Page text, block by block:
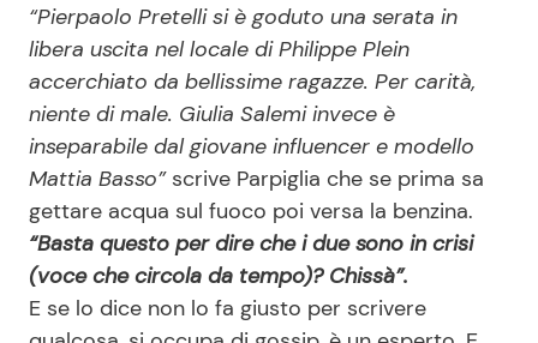
“Pierpaolo Pretelli si è goduto una serata in
libera uscita nel locale di Philippe Plein
accerchiato da bellissime ragazze. Per carità,
niente di male. Giulia Salemi invece è
inseparabile dal giovane influencer e modello
Mattia Basso”scrive Parpiglia che se prima sa
gettare acqua sul fuoco poi versa la benzina.
“Basta questo per dire che i due sono in crisi
(voce che circola da tempo)? Chissà”.
E se lo dice non lo fa giusto per scrivere